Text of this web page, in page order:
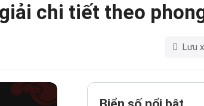
chi tiết theo
Lưu